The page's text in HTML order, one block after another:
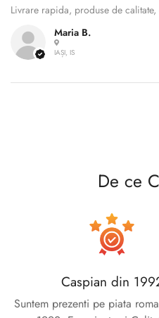
Maria B.
IAȘI, IS
Livrare rapida, produse de
De ce
Caspian din
Suntem prezenti pe piata
Confirm